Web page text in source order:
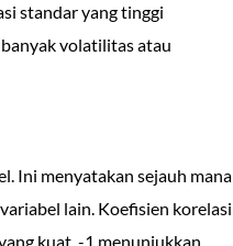
standar yang tinggi
volatilitas atau
Ini menyatakan sejauh mana
lain. Koefisien korelasi
kuat, -1 menunjukkan